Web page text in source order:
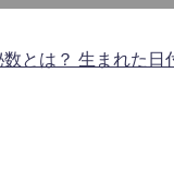
数とは？ 生まれた